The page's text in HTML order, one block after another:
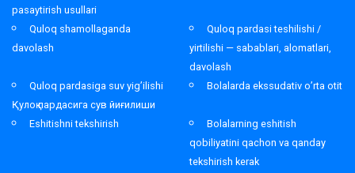
pasaytirish usullari
Quloq shamollaganda
davolash
Quloq pardasi teshilishi /
yirtilishi — sabablari, alomatlari,
davolash
Quloq pardasiga suv yig’ilishi
Қулоқ пардасига сув йиғилиши
Bolalarda ekssudativ o’rta otit
Eshitishni tekshirish
Bolalarning eshitish
qobiliyatini qachon va qanday
tekshirish kerak